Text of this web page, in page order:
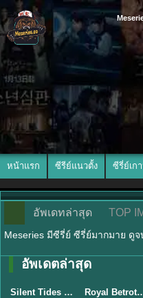
หน้าแรก ซีรีย์แนวตั้ง ซีรี่ย์เก
อัพเดทล่าสุด TOP
Meseries มีซีรี่ย์ ซีรี่ย์มากมาย ดู
อัพเดตล่าสุด
★9.5
พากย์ไทย
Silent Tides คลื่นลมลวง (2025) พากย์ไทย ซับไทย EP.1-31 ★9 Royal Betrothal (2026) สัญญาวิวาห์แห่